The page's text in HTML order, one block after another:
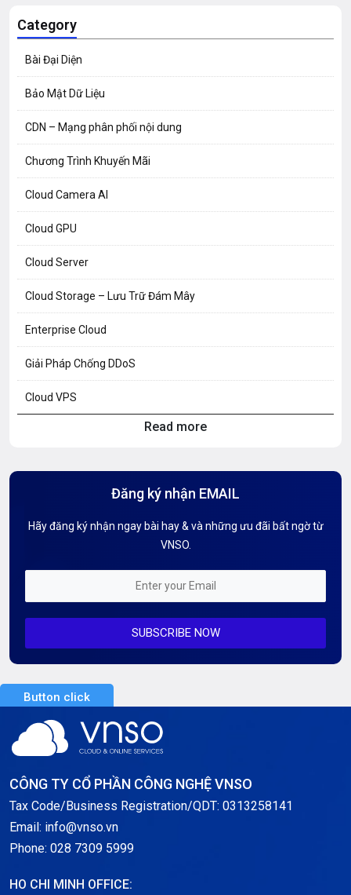
Category
Bài Đại Diện
Bảo Mật Dữ Liệu
CDN – Mạng phân phối nội dung
Chương Trình Khuyến Mãi
Cloud Camera AI
Cloud GPU
Cloud Server
Cloud Storage – Lưu Trữ Đám Mây
Enterprise Cloud
Giải Pháp Chống DDoS
Cloud VPS
Hướng dẫn Tên miền
Kiến thức AI
Mỗi tuần 01 Server
Server Dedicated (Máy chủ riêng)
Server GPU
Server Windows
Notification
Thông tin chung
Read more
Đăng ký nhận EMAIL
Hãy đăng ký nhận ngay bài hay & và những ưu đãi bất ngờ từ
VNSO.
SUBSCRIBE NOW
Button click
CÔNG TY CỔ PHẦN CÔNG NGHỆ VNSO
Tax Code/Business Registration/QDT: 0313258141
Email: info@vnso.vn
Phone: 028 7309 5999
HO CHI MINH OFFICE: